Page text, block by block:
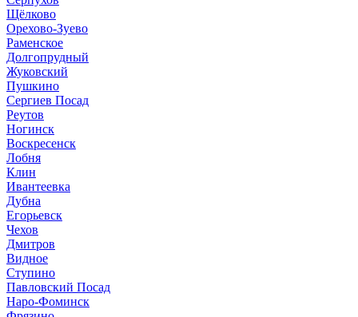
Щёлково
Орехово-Зуево
Раменское
Долгопрудный
Жуковский
Пушкино
Сергиев Посад
Реутов
Ногинск
Воскресенск
Лобня
Клин
Ивантеевка
Дубна
Егорьевск
Чехов
Дмитров
Видное
Ступино
Павловский Посад
Наро-Фоминск